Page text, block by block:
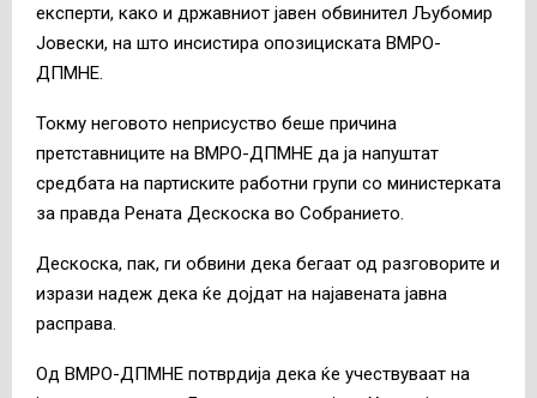
експерти, како и државниот јавен обвинител Љубомир
Јовески, на што инсистира опозициската ВМРО-
ДПМНЕ.
Токму неговото неприсуство беше причина
претставниците на ВМРО-ДПМНЕ да ја напуштат
средбата на партиските работни групи со министерката
за правда Рената Дескоска во Собранието.
Дескоска, пак, ги обвини дека бегаат од разговорите и
изрази надеж дека ќе дојдат на најавената јавна
расправа.
Од ВМРО-ДПМНЕ потврдија дека ќе учествуваат на